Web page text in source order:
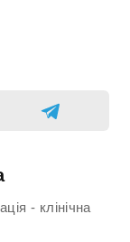
- клінічна